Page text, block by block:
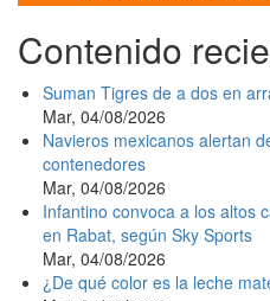
Contenido
Suman Tigres de a dos en
Mar, 04/08/2026
Navieros mexicanos alertan
contenedores
Mar, 04/08/2026
Infantino convoca a los altos
en Rabat, según Sky Sports
Mar, 04/08/2026
¿De qué color es la leche